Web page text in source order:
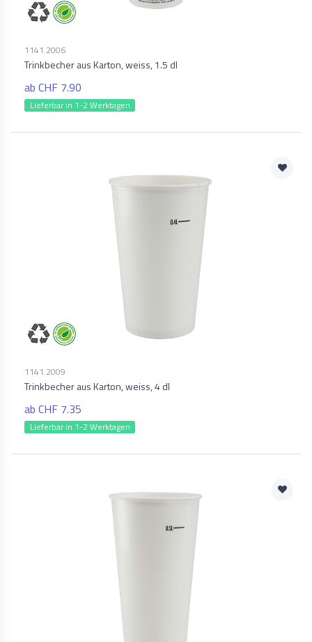
1141.2006
Trinkbecher aus Karton, weiss, 1.5 dl
ab CHF 7.90
Lieferbar in 1-2 Werktagen
1141.2009
Trinkbecher aus Karton, weiss, 4 dl
ab CHF 7.35
Lieferbar in 1-2 Werktagen